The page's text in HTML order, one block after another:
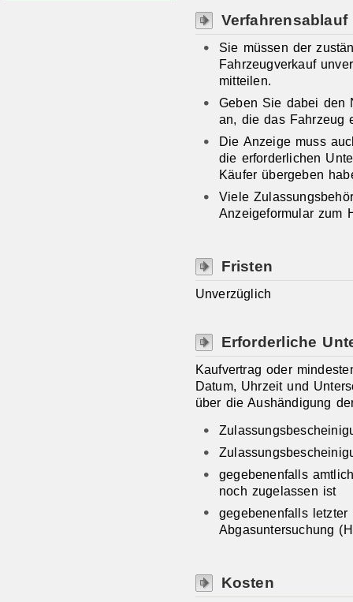
Verfahrensablauf
Sie müssen der
Fahrzeugverkauf
mitteilen.
Geben Sie dabei den
an, die das Fahrzeug
Die Anzeige muss
die erforderlichen
Käufer übergeben
Viele
Anzeigeformular zum
Fristen
Unverzüglich
Erforderliche
Kaufvertrag oder
Datum, Uhrzeit und
über die Aushändigung
gegebenenfalls
noch zugelassen ist
gegebenenfalls
Abgasuntersuchung
Kosten